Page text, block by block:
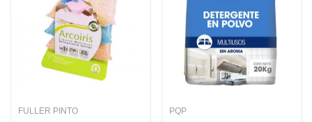
FULLER PINTO PQP